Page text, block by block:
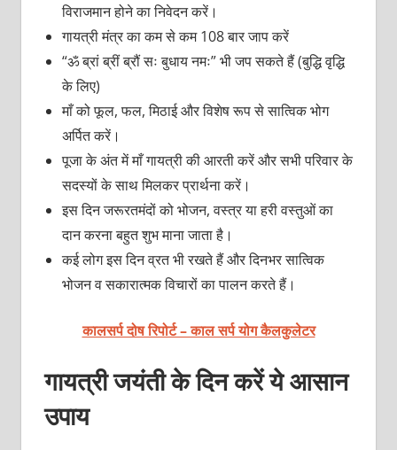
विराजमान होने का निवेदन करें।
गायत्री मंत्र का कम से कम 108 बार जाप करें
“ॐ ब्रां ब्रीं ब्रौं सः बुधाय नमः” भी जप सकते हैं (बुद्धि वृद्धि
के लिए)
माँ को फूल, फल, मिठाई और विशेष रूप से सात्विक भोग
अर्पित करें।
पूजा के अंत में माँ गायत्री की आरती करें और सभी परिवार के
सदस्यों के साथ मिलकर प्रार्थना करें।
इस दिन जरूरतमंदों को भोजन, वस्त्र या हरी वस्तुओं का
दान करना बहुत शुभ माना जाता है।
कई लोग इस दिन व्रत भी रखते हैं और दिनभर सात्विक
भोजन व सकारात्मक विचारों का पालन करते हैं।
कालसर्प दोष रिपोर्ट – काल सर्प योग कैलकुलेटर
गायत्री जयंती के दिन करें ये आसान
उपाय